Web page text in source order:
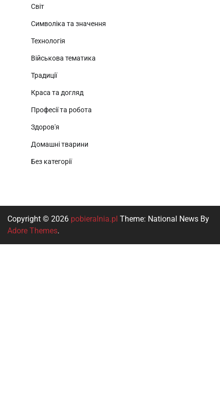
Світ
Символіка та значення
Технологія
Військова тематика
Традиції
Краса та догляд
Професії та робота
Здоров'я
Домашні тварини
Без категорії
Copyright © 2026 pobieralnia.pl Theme: National News By
Adore Themes.